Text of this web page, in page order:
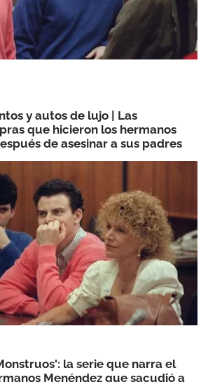
y autos de lujo | Las
que hicieron los hermanos
de asesinar a sus padres
la serie que narra el
Menéndez que sacudió a